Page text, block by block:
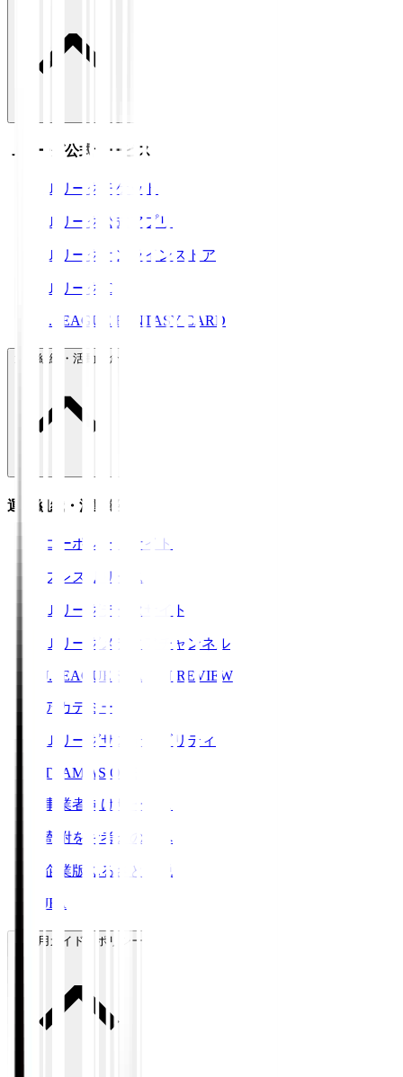
Ｊリーグ公式サービス
Ｊリーグチケット
Ｊリーグ公式アプリ
Ｊリーグオンラインストア
ＪリーグID
J.LEAGUE FANTASY CARD
運営組織・活動紹介
運営組織・活動紹介
コーポレートサイト
プレスリリース
Ｊリーグデータサイト
Ｊリーグメディアチャンネル
J.LEAGUE SEASON REVIEW
アカデミー
Ｊリーグサステナビリティ
TEAM AS ONE
事業者向けサービス
寄附をお考えの方へ
企業版ふるさと納税
JFA
ご利用ガイド・ポリシー